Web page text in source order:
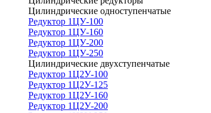
Цилиндрические одноступенчатые
Редуктор 1ЦУ-100
Редуктор 1ЦУ-160
Редуктор 1ЦУ-200
Редуктор 1ЦУ-250
Цилиндрические двухступенчатые
Редуктор 1Ц2У-100
Редуктор 1Ц2У-125
Редуктор 1Ц2У-160
Редуктор 1Ц2У-200